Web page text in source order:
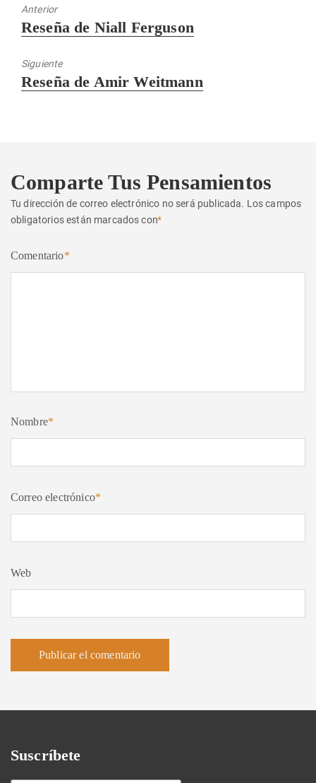
Anterior
Entrada
Reseña de Niall Ferguson
Siguiente
Entrada
Reseña de Amir Weitmann
Comparte Tus Pensamientos
Tu dirección de correo electrónico no será publicada. Los campos
obligatorios están marcados con*
Comentario*
Nombre*
Correo electrónico*
Web
Suscríbete